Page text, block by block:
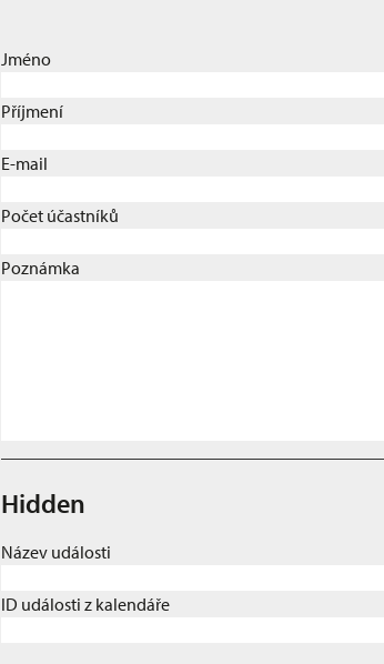
Jméno
Příjmení
E-mail
Počet účastníků
Poznámka
Hidden
Název události
ID události z kalendáře